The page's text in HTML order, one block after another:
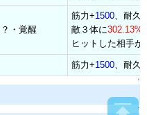
・覚醒
筋力+1500、耐久+
敵３体に302.13%
ヒットした相手
筋力+1500、耐久+
↑
↑